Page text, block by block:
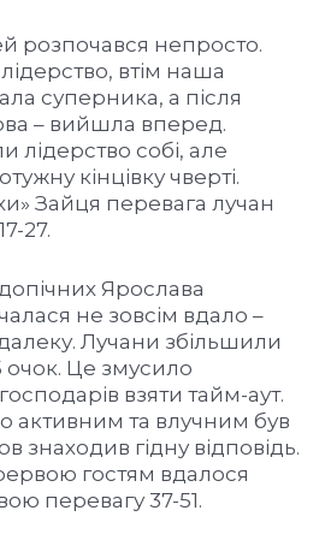
розпочався непросто.
втім наша
суперника, а після
– вийшла вперед.
лідерство собі, але
кінцівку чверті.
Зайця перевага лучан
27.
Ярослава
не зовсім вдало –
Лучани збільшили
очок. Це змусило
взяти тайм-аут.
активним та влучним був
знаходив гідну відповідь.
гостям вдалося
перевагу 37-51.